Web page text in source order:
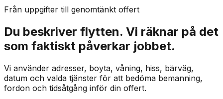
Från uppgifter till genomtänkt offert
Du beskriver flytten. Vi räknar på det
som faktiskt påverkar jobbet.
Vi använder adresser, boyta, våning, hiss, bärväg,
datum och valda tjänster för att bedöma bemanning,
fordon och tidsåtgång inför din offert.